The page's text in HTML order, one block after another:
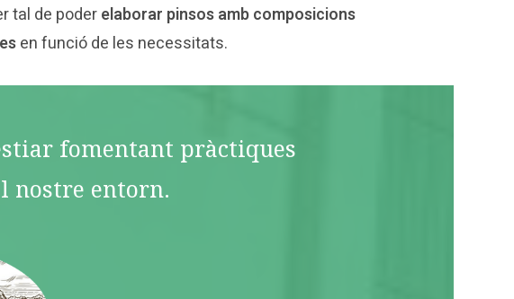
tal de poderelaborar pinsos amb composicions
en funció de les necessitats.
fomentant pràctiques
nostre entorn.